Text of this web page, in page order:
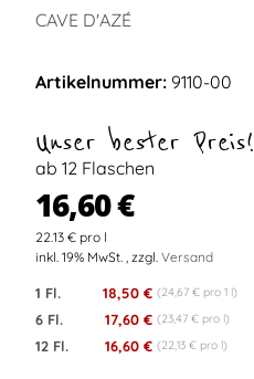
CAVE D'AZÉ
Artikelnummer: 9110-00
Unser bester Preis!
ab 12 Flaschen
16,60 €
22.13 € pro l
inkl. 19% MwSt. , zzgl. Versand
1 Fl. 18,50 € (24,67 € pro 1 l)
6 Fl. 17,60 € (23,47 € pro l)
12 Fl. 16,60 € (22,13 € pro l)